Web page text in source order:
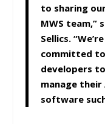
to sharing
MWS team,”
Sellics.
committed
developers
manage their
software